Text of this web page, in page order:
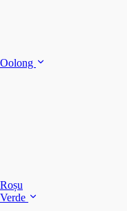
Oolong
Roșu
Verde